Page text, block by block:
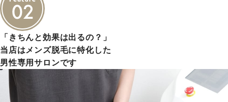
「きちんと効果は出るの？」
当店はメンズ脱毛に特化した
男性専用サロンです